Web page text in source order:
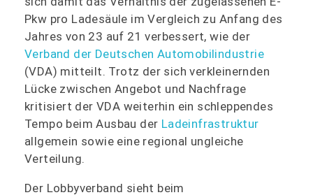
Pkw pro Ladesäule im Vergleich zu Anfang des
Jahres von 23 auf 21 verbessert, wie der
Verband der Deutschen Automobilindustrie
(VDA) mitteilt. Trotz der sich verkleinernden
Lücke zwischen Angebot und Nachfrage
kritisiert der VDA weiterhin ein schleppendes
Tempo beim Ausbau der Ladeinfrastruktur
allgemein sowie eine regional ungleiche
Verteilung.
Der Lobbyverband sieht beim